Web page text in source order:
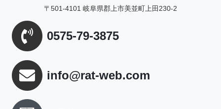
〒501-4101 岐阜県郡上市美並町上田230-2
0575-79-3875
info@rat-web.com